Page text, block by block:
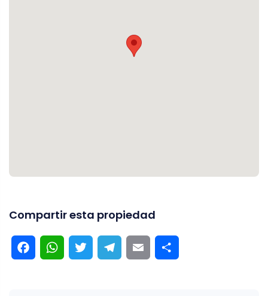
Compartir esta propiedad
FacebookWhatsAppTwitter TelegramEmail